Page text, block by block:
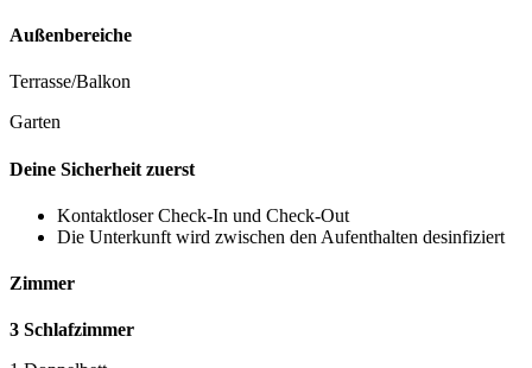
Außenbereiche
Terrasse/Balkon
Garten
Deine Sicherheit zuerst
Kontaktloser Check-In und Check-Out
Die Unterkunft wird zwischen den Aufenthalten desinfiziert
Zimmer
3 Schlafzimmer